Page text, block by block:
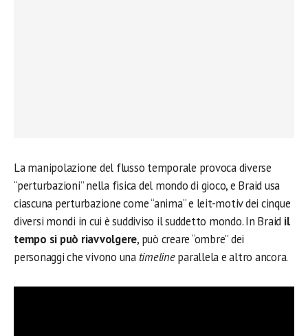
La manipolazione del flusso temporale provoca diverse
“perturbazioni” nella fisica del mondo di gioco, e Braid usa
ciascuna perturbazione come “anima” e leit-motiv dei cinque
diversi mondi in cui è suddiviso il suddetto mondo. In Braid il
tempo si può riavvolgere, può creare “ombre” dei
personaggi che vivono una timelineparallela e altro ancora.